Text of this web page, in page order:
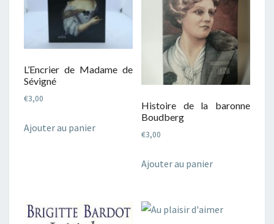
L’Encrier de Madame de
Sévigné
€3,00
Ajouter au panier
Histoire de la baronne
Boudberg
€3,00
Ajouter au panier